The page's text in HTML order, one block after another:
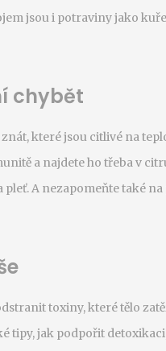
jsou i potraviny jako
chybět
které jsou citlivé na
a najdete ho třeba v
A nezapomeňte také
toxiny, které tělo
jak podpořit